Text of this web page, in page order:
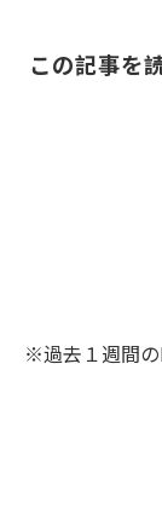
この記事を
※過去１週間